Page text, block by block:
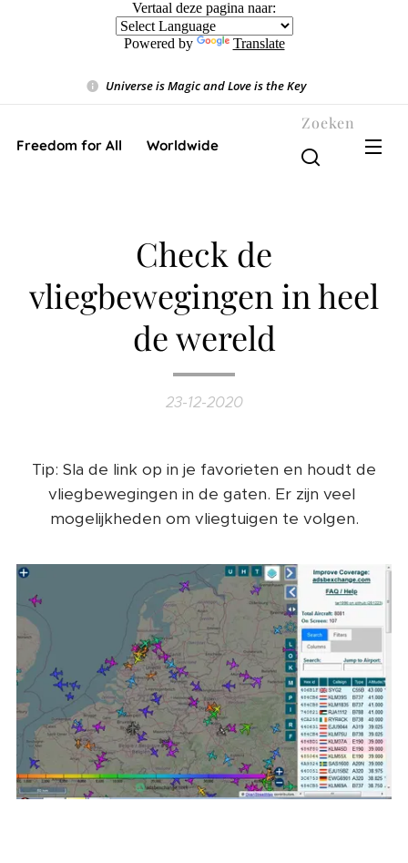
Vertaal deze pagina naar:
Powered by Translate
Universe is Magic and Love is the Key❤️
Freedom for All ❤️ Worldwide
Zoeken
Check de
vliegbewegingen in heel
de wereld
23-12-2020
Tip: Sla de link op in je favorieten en houdt de
vliegbewegingen in de gaten. Er zijn veel
mogelijkheden om vliegtuigen te volgen.